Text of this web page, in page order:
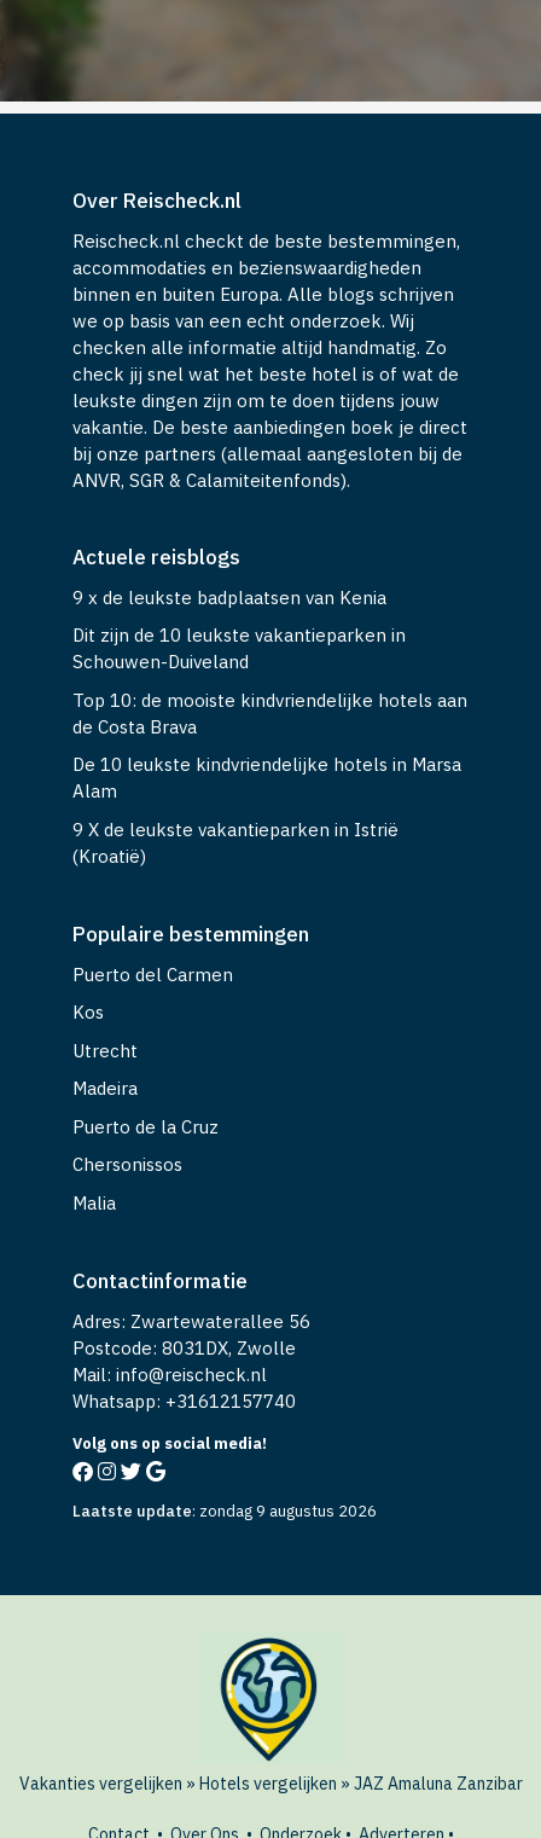
Over Reischeck.nl
Reischeck.nl checkt de beste bestemmingen,
accommodaties en bezienswaardigheden
binnen en buiten Europa. Alle blogs schrijven
we op basis van een echt onderzoek. Wij
checken alle informatie altijd handmatig. Zo
check jij snel wat het beste hotel is of wat de
leukste dingen zijn om te doen tijdens jouw
vakantie. De beste aanbiedingen boek je direct
bij onze partners (allemaal aangesloten bij de
ANVR, SGR & Calamiteitenfonds).
Actuele reisblogs
9 x de leukste badplaatsen van Kenia
Dit zijn de 10 leukste vakantieparken in
Schouwen-Duiveland
Top 10: de mooiste kindvriendelijke hotels aan
de Costa Brava
De 10 leukste kindvriendelijke hotels in Marsa
Alam
9 X de leukste vakantieparken in Istrië
(Kroatië)
Populaire bestemmingen
Puerto del Carmen
Kos
Utrecht
Madeira
Puerto de la Cruz
Chersonissos
Malia
Contactinformatie
Adres: Zwartewaterallee 56
Postcode: 8031DX, Zwolle
Mail: info@reischeck.nl
Whatsapp: +31612157740
Volg ons op social media!
Laatste update: zondag 9 augustus 2026
Vakanties vergelijken » Hotels vergelijken » JAZ Amaluna Zanzibar